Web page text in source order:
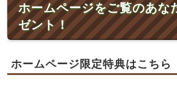
ホームページをご覧のあな
ゼント！
ホームページ限定特典はこちら